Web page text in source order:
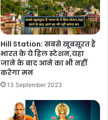
Hill Station: सबसे खूबसूरत हैं
भारत के ये हिल स्टेशन,यहा
जाने के बाद आने का भी नहीं
करेगा मन
13 September 2023